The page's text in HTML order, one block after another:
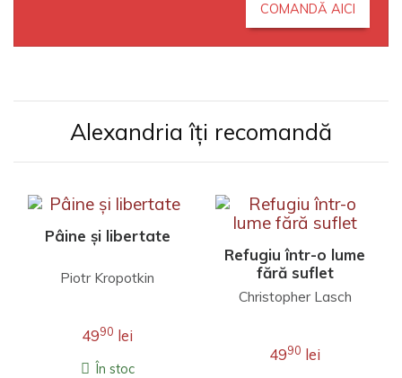
COMANDĂ AICI
Alexandria îți recomandă
Pâine și libertate
Piotr Kropotkin
4990 lei
În stoc
Refugiu într-o lume
fără suflet
Christopher Lasch
4990 lei